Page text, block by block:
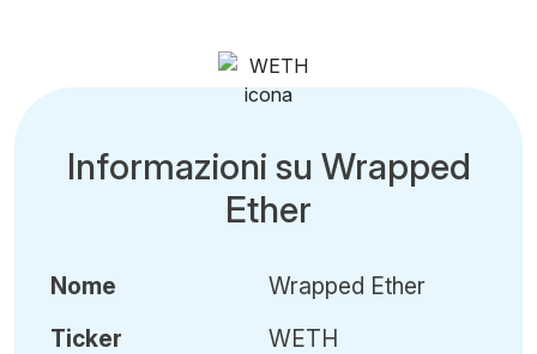
Informazioni su Wrapped
Ether
Nome
Ticker
Wrapped Ether
WETH